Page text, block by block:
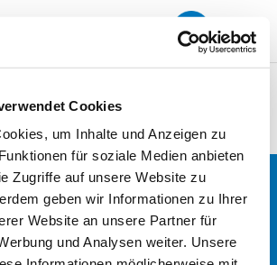
Cookies
um Inhalte und Anzeigen zu
für soziale Medien anbieten
Zugriffe auf unsere Website zu
geben wir Informationen zu Ihrer
Website an unsere Partner für
und Analysen weiter. Unsere
– Dr. Willinger, Dr. Seitz, Dr.
und Kollegen